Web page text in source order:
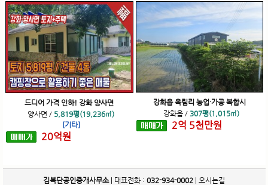
드디어 가격 인하! 강화 양사면
양사면 / 5,819평(19,236㎡)
[기타]
20억원
강화읍 옥림리 농업·가공 복합시
강화읍/ 307평(1,015㎡)
2억 5천만원
김복단공인중개사무소| 대표전화 : 032-934-0002 오시는길